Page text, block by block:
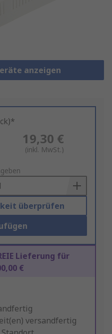
anzeigen
19,30 €
(inkl. MwSt.)
überprüfen
Lieferung für
€
versandfertig